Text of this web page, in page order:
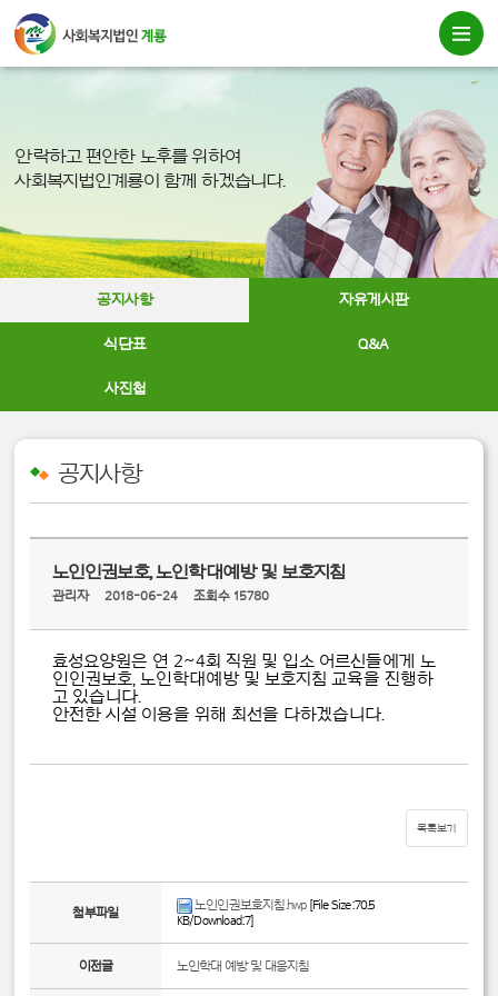
안락하고 편안한 노후를 위하여
사회복지법인계룡이 함께 하겠습니다.
공지사항 자유게시판
식단표 Q&A
사진첩
공지사항
노인인권보호, 노인학대예방 및 보호지침
관리자 2018-06-24 조회수 15780
효성요양원은 연 2~4회 직원 및 입소 어르신들에게 노
인인권보호, 노인학대예방 및 보호지침 교육을 진행하
고 있습니다.
안전한 시설 이용을 위해 최선을 다하겠습니다.
목록보기
첨부파일
노인인권보호지침.hwp [File Size:70.5
KB/Download:7]
이전글 노인학대 예방 및 대응지침